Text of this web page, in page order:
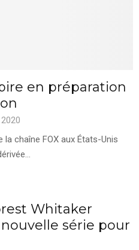
en préparation
la chaîne FOX aux États-Unis
Whitaker
série pour